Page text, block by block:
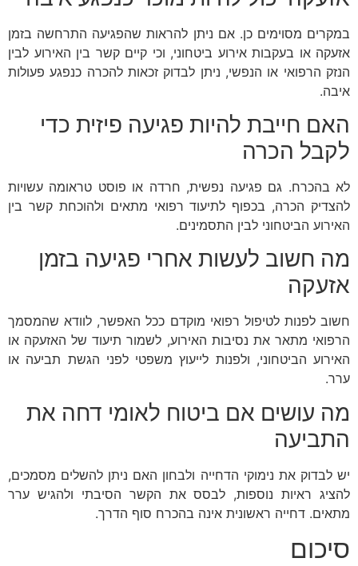
במקרים מסוימים כן. אם ניתן להראות שהפגיעה התרחשה בזמן
אזעקה או בעקבות אירוע ביטחוני, וכי קיים קשר בין האירוע לבין
הנזק הרפואי או הנפשי, ניתן לבדוק זכאות להכרה כנפגע פעולות
איבה.
האם חייבת להיות פגיעה פיזית כדי
לקבל הכרה
לא בהכרח. גם פגיעה נפשית, חרדה או פוסט טראומה עשויות
להצדיק הכרה, בכפוף לתיעוד רפואי מתאים ולהוכחת קשר בין
האירוע הביטחוני לבין התסמינים.
מה חשוב לעשות אחרי פגיעה בזמן
אזעקה
חשוב לפנות לטיפול רפואי מוקדם ככל האפשר, לוודא שהמסמך
הרפואי מתאר את נסיבות האירוע, לשמור תיעוד של האזעקה או
האירוע הביטחוני, ולפנות לייעוץ משפטי לפני הגשת תביעה או
ערר.
מה עושים אם ביטוח לאומי דחה את
התביעה
יש לבדוק את נימוקי הדחייה ולבחון האם ניתן להשלים מסמכים,
להציג ראיות נוספות, לבסס את הקשר הסיבתי ולהגיש ערר
מתאים. דחייה ראשונית אינה בהכרח סוף הדרך.
סיכום